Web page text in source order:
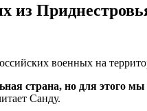
из
военных на
страна, но для этого
Санду.